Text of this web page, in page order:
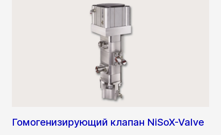
Гомогенизирующий клапан NiSoX-Valve